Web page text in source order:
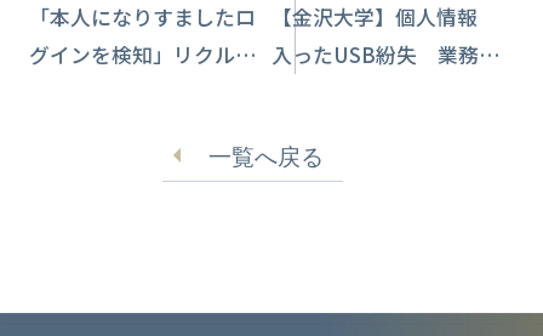
「本人になりすましたロ
グインを検知」リクルー
【金沢大学】個人情報
入ったUSB紛失 業務使
一覧へ戻る